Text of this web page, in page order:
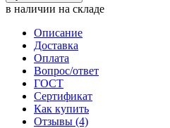
в наличии на складе
Описание
Доставка
Оплата
Вопрос/ответ
ГОСТ
Сертификат
Как купить
Отзывы (4)